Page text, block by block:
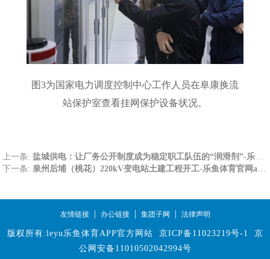
图3为国家电力调度控制中心工作人员在阜康换流
站保护室查看挂网保护设备状况。
上一条:盐城供电：让厂务公开制度成为稳定职工队伍的“润滑剂”-乐鱼体育官网app下载
下一条: 泉州后埔（桃花）220kV变电站土建工程开工-乐鱼体育官网app下载
友情链接 | 办公链接 | 集团子网 | 法律声明
版权所有:leyu乐鱼体育APP官方网站 京ICP备11023219号-1
京
公网安备11010502042994号